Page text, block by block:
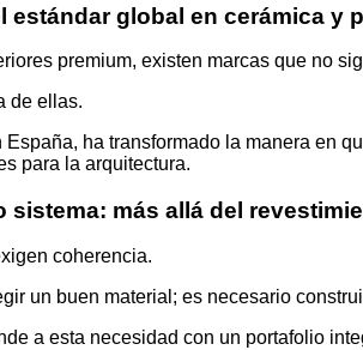
estándar global en cerámica y
premium, existen marcas que no
de ellas.
España, ha transformado la manera en
para la arquitectura.
sistema: más allá del
coherencia.
un buen material; es necesario
a esta necesidad con un portafolio